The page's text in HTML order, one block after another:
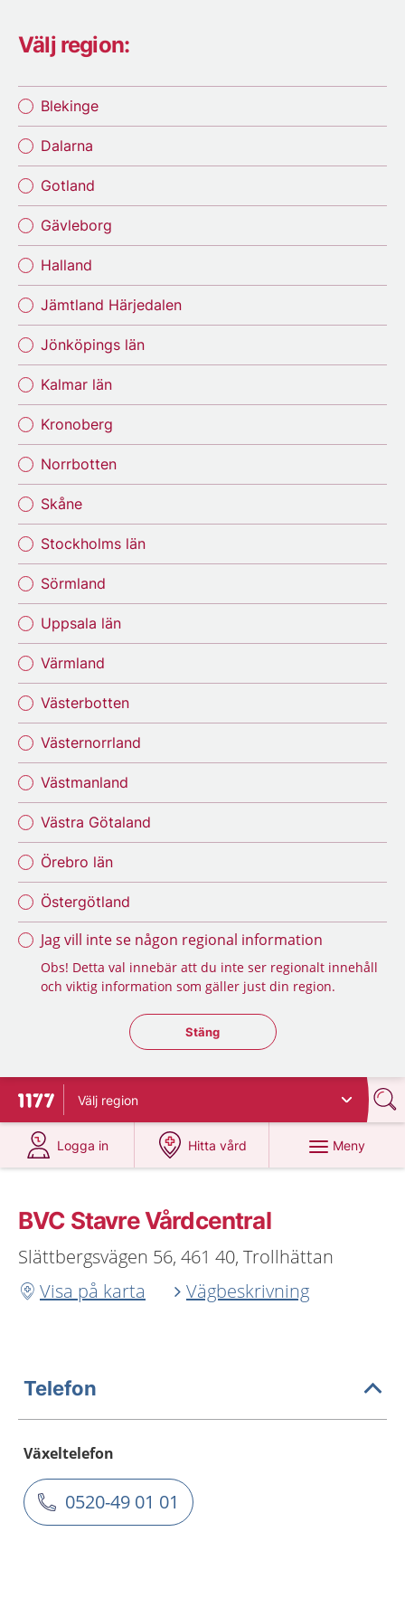
Välj region:
Blekinge
Dalarna
Gotland
Gävleborg
Halland
Jämtland Härjedalen
Jönköpings län
Kalmar län
Kronoberg
Norrbotten
Skåne
Stockholms län
Sörmland
Uppsala län
Värmland
Västerbotten
Västernorrland
Västmanland
Västra Götaland
Örebro län
Östergötland
Jag vill inte se någon regional information
Obs! Detta val innebär att du inte ser regionalt innehåll
och viktig information som gäller just din region.
Stäng regionsväljaren
Stäng
Till startsidan för 1177
Välj region
Logga in
på 1177.se
Hitta vård
på 1177.se
Meny
BVC Stavre Vårdcentral
Slättbergsvägen 56, 461 40, Trollhättan
Visa på karta
Vägbeskrivning
Telefon
Växeltelefon
0520-49 01 01